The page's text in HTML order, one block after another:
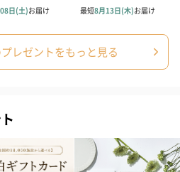
レゼントをもっと見る